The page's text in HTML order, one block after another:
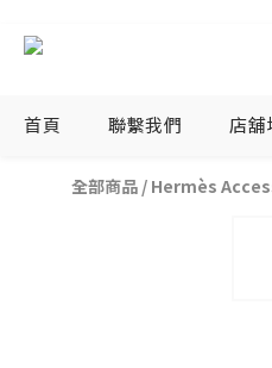
首頁 聯繫我們 店舖
全部商品 / Hermès